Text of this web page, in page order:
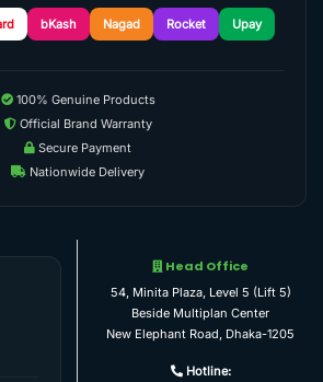
bKash Nagad Rocket Upay
100% Genuine Products
Official Brand Warranty
Secure Payment
Nationwide Delivery
Head Office
54, Minita Plaza, Level 5 (Lift 5)
Beside Multiplan Center
New Elephant Road, Dhaka-1205
Hotline: